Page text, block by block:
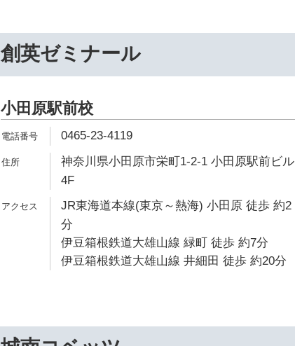
創英ゼミナール
小田原駅前校
0465-23-4119
神奈川県小田原市栄町1-2-1 小田原駅前ビル
4F
JR東海道本線(東京～熱海) 小田原 徒歩 約2
分
伊豆箱根鉄道大雄山線 緑町 徒歩 約7分
伊豆箱根鉄道大雄山線 井細田 徒歩 約20分